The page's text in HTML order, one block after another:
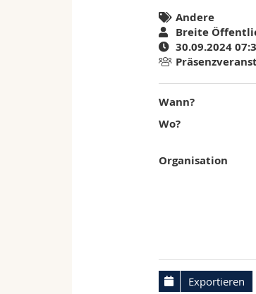
Andere
Breite
30.09.2024
Wann?
Wo?
Organisation
Exportieren